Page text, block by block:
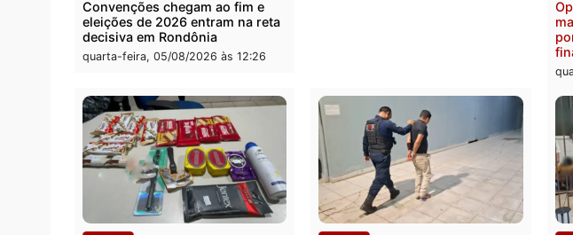
Polícia
Furto de energia já levou mais de
80 para a prisão em 2026
Justiça Eleitoral manda retirar
quarta-feira, 05/08/2026 às 12:30
Rondônia
Médicos são investigados por
suspeita de receber salário sem
cumprir carga horária em RO